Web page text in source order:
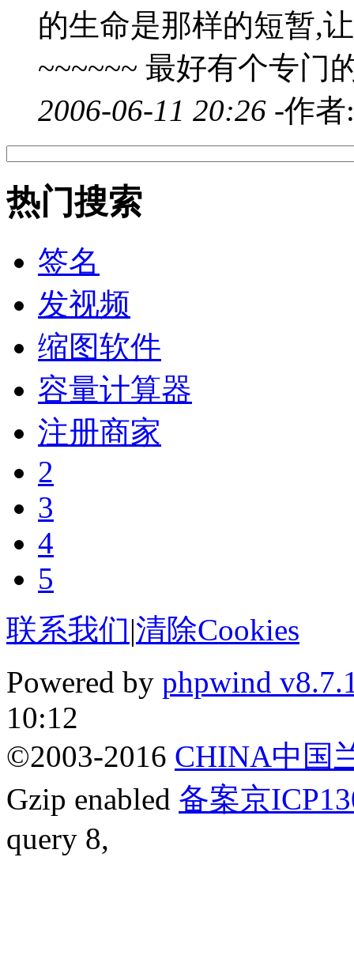
的生命是那样的短暂,
~~~~~~ 最好有个专门
2006-06-11 20:26 -作
热门搜索
签名
发视频
缩图软件
容量计算器
注册商家
2
3
4
5
联系我们|清除Cookies
Powered by phpwind
10:12
©2003-2016 CHINA中国
Gzip enabled 备案京
query 8,